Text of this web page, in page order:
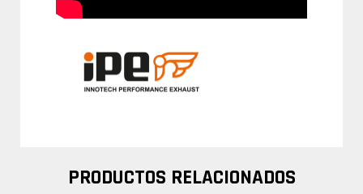
PRODUCTOS RELACIONADOS